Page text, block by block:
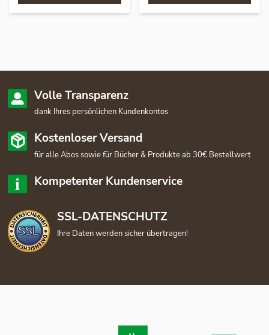
Volle Transparenz
dank Ihres persönlichen Kundenkontos
Kostenloser Versand
für alle Abos sowie für Bücher & Produkte ab 30€ Bestellwert
Kompetenter Kundenservice
SSL-DATENSCHUTZ
Ihre Daten werden sicher übertragen!